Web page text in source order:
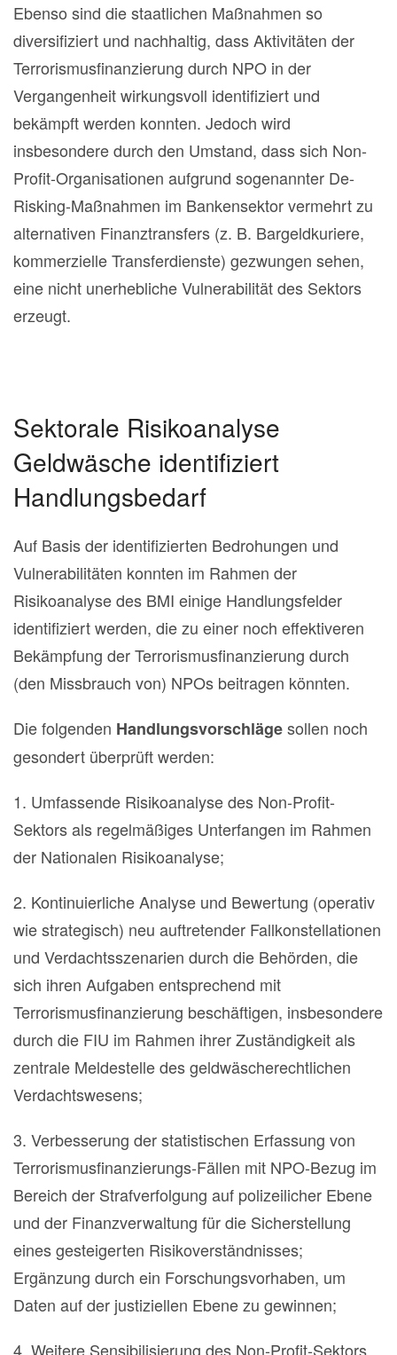
Ebenso sind die staatlichen Maßnahmen so
diversifiziert und nachhaltig, dass Aktivitäten der
Terrorismusfinanzierung durch NPO in der
Vergangenheit wirkungsvoll identifiziert und
bekämpft werden konnten. Jedoch wird
insbesondere durch den Umstand, dass sich Non-
Profit-Organisationen aufgrund sogenannter De-
Risking-Maßnahmen im Bankensektor vermehrt zu
alternativen Finanztransfers (z. B. Bargeldkuriere,
kommerzielle Transferdienste) gezwungen sehen,
eine nicht unerhebliche Vulnerabilität des Sektors
erzeugt.
Sektorale Risikoanalyse
Geldwäsche identifiziert
Handlungsbedarf
Auf Basis der identifizierten Bedrohungen und
Vulnerabilitäten konnten im Rahmen der
Risikoanalyse des BMI einige Handlungsfelder
identifiziert werden, die zu einer noch effektiveren
Bekämpfung der Terrorismusfinanzierung durch
(den Missbrauch von) NPOs beitragen könnten.
Die folgenden Handlungsvorschlägesollen noch
gesondert überprüft werden:
1. Umfassende Risikoanalyse des Non-Profit-
Sektors als regelmäßiges Unterfangen im Rahmen
der Nationalen Risikoanalyse;
2. Kontinuierliche Analyse und Bewertung (operativ
wie strategisch) neu auftretender Fallkonstellationen
und Verdachtsszenarien durch die Behörden, die
sich ihren Aufgaben entsprechend mit
Terrorismusfinanzierung beschäftigen, insbesondere
durch die FIU im Rahmen ihrer Zuständigkeit als
zentrale Meldestelle des geldwäscherechtlichen
Verdachtswesens;
3. Verbesserung der statistischen Erfassung von
Terrorismusfinanzierungs-Fällen mit NPO-Bezug im
Bereich der Strafverfolgung auf polizeilicher Ebene
und der Finanzverwaltung für die Sicherstellung
eines gesteigerten Risikoverständnisses;
Ergänzung durch ein Forschungsvorhaben, um
Daten auf der justiziellen Ebene zu gewinnen;
4. Weitere Sensibilisierung des Non-Profit-Sektors